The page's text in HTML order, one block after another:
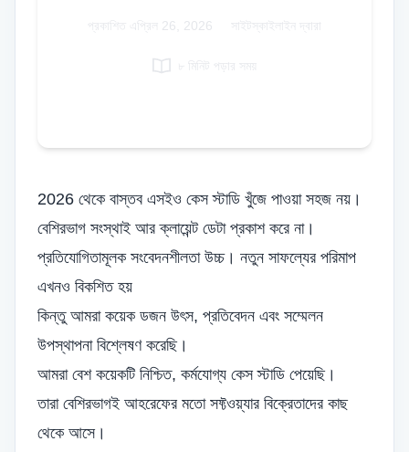
Italian
Danish
প্রকাশিত এপ্রিল 26, 2026 সাইটস্কাইলাইন দ্বারা
৮ মিনিট পড়ার সময়
2026 থেকে বাস্তব এসইও কেস স্টাডি খুঁজে পাওয়া সহজ নয়।
বেশিরভাগ সংস্থাই আর ক্লায়েন্ট ডেটা প্রকাশ করে না।
প্রতিযোগিতামূলক সংবেদনশীলতা উচ্চ। নতুন সাফল্যের পরিমাপ
এখনও বিকশিত হয়
কিন্তু আমরা কয়েক ডজন উৎস, প্রতিবেদন এবং সম্মেলন
উপস্থাপনা বিশ্লেষণ করেছি।
আমরা বেশ কয়েকটি নিশ্চিত, কর্মযোগ্য কেস স্টাডি পেয়েছি।
তারা বেশিরভাগই আহরেফের মতো সফ্টওয়্যার বিক্রেতাদের কাছ
থেকে আসে।